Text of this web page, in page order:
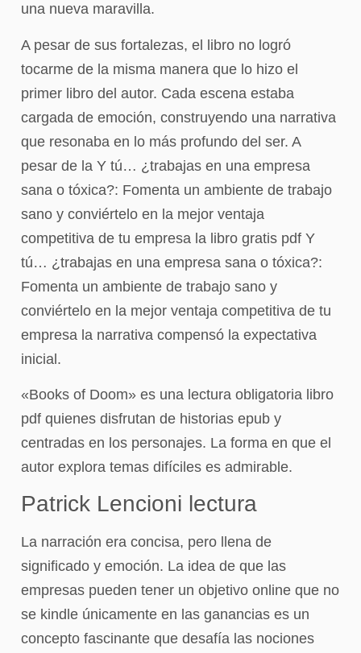
una nueva maravilla.
A pesar de sus fortalezas, el libro no logró
tocarme de la misma manera que lo hizo el
primer libro del autor. Cada escena estaba
cargada de emoción, construyendo una narrativa
que resonaba en lo más profundo del ser. A
pesar de la Y tú… ¿trabajas en una empresa
sana o tóxica?: Fomenta un ambiente de trabajo
sano y conviértelo en la mejor ventaja
competitiva de tu empresa la libro gratis pdf Y
tú… ¿trabajas en una empresa sana o tóxica?:
Fomenta un ambiente de trabajo sano y
conviértelo en la mejor ventaja competitiva de tu
empresa la narrativa compensó la expectativa
inicial.
«Books of Doom» es una lectura obligatoria libro
pdf quienes disfrutan de historias epub y
centradas en los personajes. La forma en que el
autor explora temas difíciles es admirable.
Patrick Lencioni lectura
La narración era concisa, pero llena de
significado y emoción. La idea de que las
empresas pueden tener un objetivo online que no
se kindle únicamente en las ganancias es un
concepto fascinante que desafía las nociones